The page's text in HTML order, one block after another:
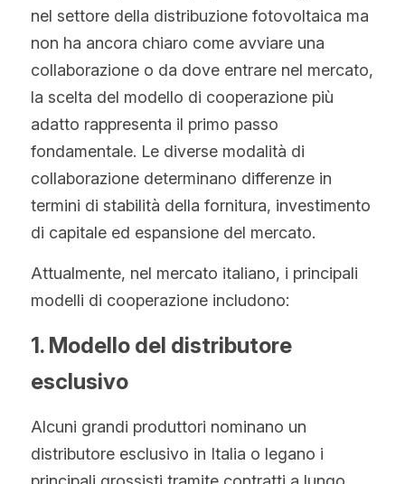
nel settore della distribuzione fotovoltaica ma
non ha ancora chiaro come avviare una
collaborazione o da dove entrare nel mercato,
la scelta del modello di cooperazione più
adatto rappresenta il primo passo
fondamentale. Le diverse modalità di
collaborazione determinano differenze in
termini di stabilità della fornitura, investimento
di capitale ed espansione del mercato.
Attualmente, nel mercato italiano, i principali
modelli di cooperazione includono:
1. Modello del distributore
esclusivo
Alcuni grandi produttori nominano un
distributore esclusivo in Italia o legano i